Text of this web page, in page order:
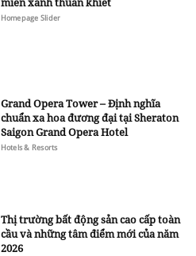
Homepage Slider
Grand Opera Tower – Định nghĩa
chuẩn xa hoa đương đại tại Sheraton
Saigon Grand Opera Hotel
Hotels & Resorts
Thị trường bất động sản cao cấp toàn
cầu và những tâm điểm mới của năm
2026